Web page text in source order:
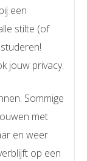
een
stilte (of
jouw privacy.
Sommige
met
en weer
op een